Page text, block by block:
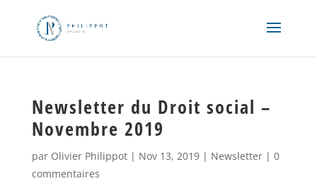
Newsletter du Droit social –
Novembre 2019
par Olivier Philippot| Nov 13, 2019| Newsletter| 0
commentaires